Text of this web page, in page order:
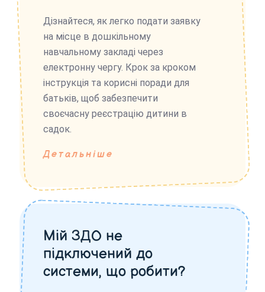
Дізнайтеся, як легко подати заявку
на місце в дошкільному
навчальному закладі через
електронну чергу. Крок за кроком
інструкція та корисні поради для
батьків, щоб забезпечити
своєчасну реєстрацію дитини в
садок.
Детальніше
Мій ЗДО не
підключений до
системи, що робити?